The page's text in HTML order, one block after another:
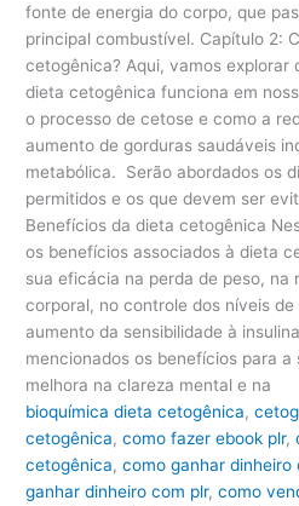
fonte de energia do corpo, que
principal combustível. Capítulo 2:
cetogênica? Aqui, vamos explorar
dieta cetogênica funciona em
o processo de cetose e como a
aumento de gorduras saudáveis
metabólica. Serão abordados os
permitidos e os que devem ser
Benefícios da dieta cetogênica
os benefícios associados à dieta
sua eficácia na perda de peso, na
corporal, no controle dos níveis
aumento da sensibilidade à
mencionados os benefícios para
melhora na clareza mental e na
bioquímica dieta cetogênica,
cetogênica,como fazer ebook plr,
cetogênica,como ganhar dinheiro
ganhar dinheiro com plr,como